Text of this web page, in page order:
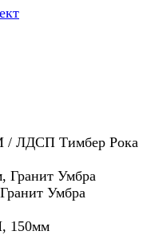
/ ЛДСП Тимбер Рока
Гранит Умбра
Умбра
150мм